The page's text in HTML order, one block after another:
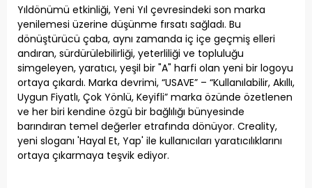
Yıldönümü etkinliği, Yeni Yıl çevresindeki son marka
yenilemesi üzerine düşünme fırsatı sağladı. Bu
dönüştürücü çaba, aynı zamanda iç içe geçmiş elleri
andıran, sürdürülebilirliği, yeterliliği ve topluluğu
simgeleyen, yaratıcı, yeşil bir "A" harfi olan yeni bir logoyu
ortaya çıkardı. Marka devrimi, “USAVE” – “Kullanılabilir, Akıllı,
Uygun Fiyatlı, Çok Yönlü, Keyifli” marka özünde özetlenen
ve her biri kendine özgü bir bağlılığı bünyesinde
barındıran temel değerler etrafında dönüyor. Creality,
yeni sloganı 'Hayal Et, Yap' ile kullanıcıları yaratıcılıklarını
ortaya çıkarmaya teşvik ediyor.